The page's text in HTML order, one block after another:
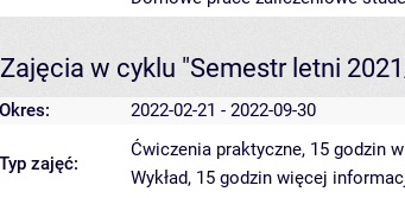
Zajęcia w cyklu "Semestr letni
Okres: 2022-02-21 - 2022-09-30
Typ zajęć:
Ćwiczenia praktyczne, 15 godzin
Wykład, 15 godzin więcej